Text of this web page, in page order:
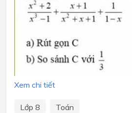
Xem chi tiết
Lớp 8 Toán